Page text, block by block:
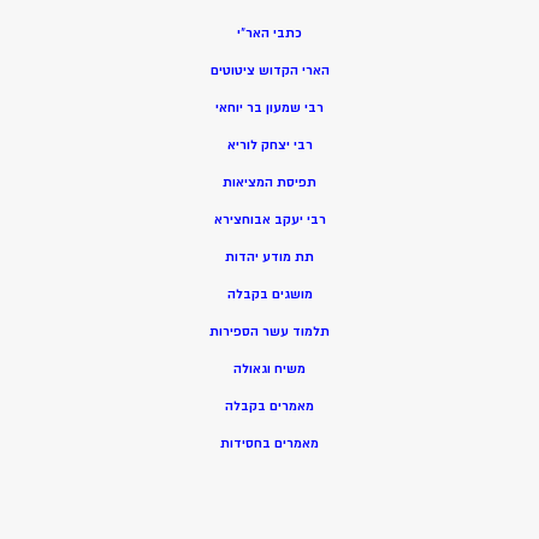
כתבי האר”י
הארי הקדוש ציטוטים
רבי שמעון בר יוחאי
רבי יצחק לוריא
תפיסת המציאות
רבי יעקב אבוחצירא
תת מודע יהדות
מושגים בקבלה
תלמוד עשר הספירות
משיח וגאולה
מאמרים בקבלה
מאמרים בחסידות